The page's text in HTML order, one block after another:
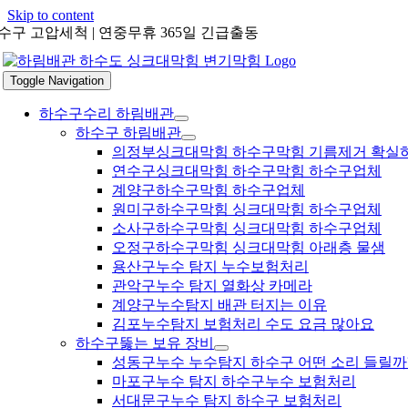
Skip to content
구 고압세척 | 연중무휴 365일 긴급출동
Toggle Navigation
하수구수리 하림배관
하수구 하림배관
의정부싱크대막힘 하수구막힘 기름제거 확실
연수구싱크대막힘 하수구막힘 하수구업체
계양구하수구막힘 하수구업체
원미구하수구막힘 싱크대막힘 하수구업체
소사구하수구막힘 싱크대막힘 하수구업체
오정구하수구막힘 싱크대막힘 아래층 물샘
용산구누수 탐지 누수보험처리
관악구누수 탐지 열화상 카메라
계양구누수탐지 배관 터지는 이유
김포누수탐지 보험처리 수도 요금 많아요
하수구뚫는 보유 장비
성동구누수 누수탐지 하수구 어떤 소리 들릴까
마포구누수 탐지 하수구누수 보험처리
서대문구누수 탐지 하수구 보험처리